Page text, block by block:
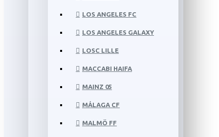
LOS ANGELES FC
LOS ANGELES GALAXY
LOSC LILLE
MACCABI HAIFA
MAINZ 05
MÁLAGA CF
MALMÖ FF